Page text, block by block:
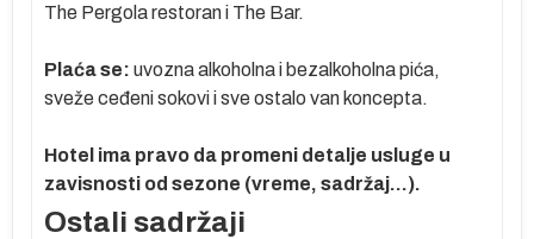
The Pergola restoran i The Bar.
Plaća se: uvozna alkoholna i bezalkoholna pića,
sveže ceđeni sokovi i sve ostalo van koncepta.
Hotel ima pravo da promeni detalje usluge u
zavisnosti od sezone (vreme, sadržaj...).
Ostali sadržaji